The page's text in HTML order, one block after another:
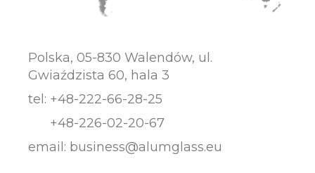
Polska, 05-830 Walendów, ul.
Gwiaździsta 60, hala 3
tel: +48-222-66-28-25
+48-226-02-20-67
email: business@alumglass.eu